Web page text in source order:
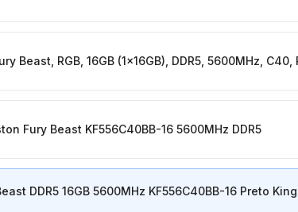
Beast, RGB, 16GB (1x16GB), DDR5, 5600MHz, C40,
Fury Beast KF556C40BB-16 5600MHz DDR5
DDR5 16GB 5600MHz KF556C40BB-16 Preto